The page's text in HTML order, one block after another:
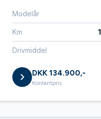
Tagræling
Vejbaneassistent
Modelår
Km
Drivmiddel
DKK 134.900,-
Kontantpris